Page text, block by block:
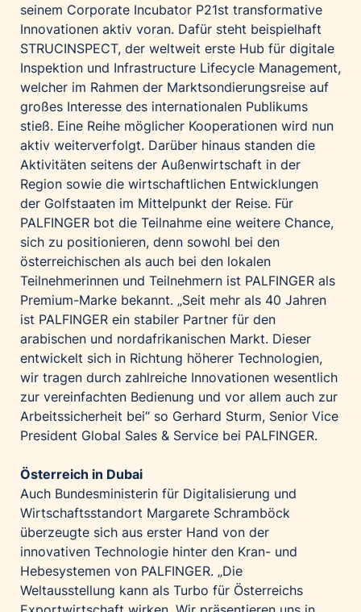
seinem Corporate Incubator P21st transformative
Innovationen aktiv voran. Dafür steht beispielhaft
STRUCINSPECT, der weltweit erste Hub für digitale
Inspektion und Infrastructure Lifecycle Management,
welcher im Rahmen der Marktsondierungsreise auf
großes Interesse des internationalen Publikums
stieß. Eine Reihe möglicher Kooperationen wird nun
aktiv weiterverfolgt. Darüber hinaus standen die
Aktivitäten seitens der Außenwirtschaft in der
Region sowie die wirtschaftlichen Entwicklungen
der Golfstaaten im Mittelpunkt der Reise. Für
PALFINGER bot die Teilnahme eine weitere Chance,
sich zu positionieren, denn sowohl bei den
österreichischen als auch bei den lokalen
Teilnehmerinnen und Teilnehmern ist PALFINGER als
Premium-Marke bekannt. „Seit mehr als 40 Jahren
ist PALFINGER ein stabiler Partner für den
arabischen und nordafrikanischen Markt. Dieser
entwickelt sich in Richtung höherer Technologien,
wir tragen durch zahlreiche Innovationen wesentlich
zur vereinfachten Bedienung und vor allem auch zur
Arbeitssicherheit bei“ so Gerhard Sturm, Senior Vice
President Global Sales & Service bei PALFINGER.
Österreich in Dubai
Auch Bundesministerin für Digitalisierung und
Wirtschaftsstandort Margarete Schramböck
überzeugte sich aus erster Hand von der
innovativen Technologie hinter den Kran- und
Hebesystemen von PALFINGER. „Die
Weltausstellung kann als Turbo für Österreichs